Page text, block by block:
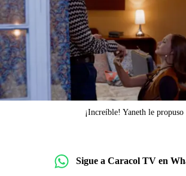
¡Increíble! Yaneth le
Sigue a Caracol TV en